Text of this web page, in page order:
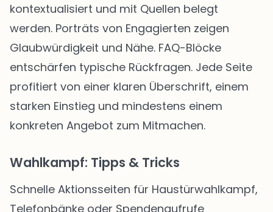
kontextualisiert und mit Quellen belegt
werden. Porträts von Engagierten zeigen
Glaubwürdigkeit und Nähe. FAQ-Blöcke
entschärfen typische Rückfragen. Jede Seite
profitiert von einer klaren Überschrift, einem
starken Einstieg und mindestens einem
konkreten Angebot zum Mitmachen.
Wahlkampf: Tipps & Tricks
Schnelle Aktionsseiten für Haustürwahlkampf,
Telefonbänke oder Spendenaufrufe